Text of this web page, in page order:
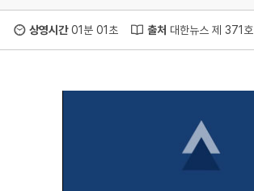
상영시간01분 01초 출처 대한뉴스 제 371호